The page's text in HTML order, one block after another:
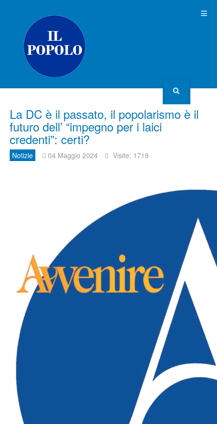
La DC è il passato, il popolarismo è il
futuro dell’ “impegno per i laici
credenti”: certi?
Notizie 04 Maggio 2024 Visite: 1719